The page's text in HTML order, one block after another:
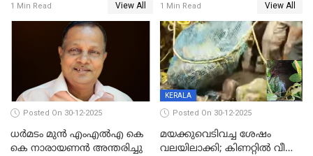
പിടികൂടി പൊലീസ്
1 Min Read View All
സെന്ററിലെ അധ്യാപകന്‍
മർദിച്ചതായി പരാതി
1 Min Read View All
Posted On 30-12-2025
ധർമടം മുൻ എംഎല്‍എ കെ
കെ നാരായണന്‍ അന്തരിച്ചു
KERALA
Posted On 30-12-2025
മയക്കുവെടിവച്ച ശേഷം
വലയിലാക്കി; കിണറ്റിൽ വീണ